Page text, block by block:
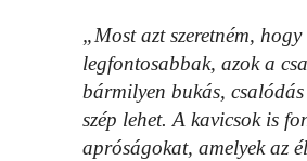
„Most azt szeretném,
legfontosabbak, azok a
bármilyen bukás,
szép lehet. A kavicsok is
apróságokat, amelyek az